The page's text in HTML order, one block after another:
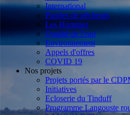
International
Paroles de pêcheurs
Les Hommes
Qualité de l'eau
Environnement
Appels d'offres
COVID 19
Nos projets
Projets portés par le
Initiatives
Ecloserie du Tinduff
Programme Langouste